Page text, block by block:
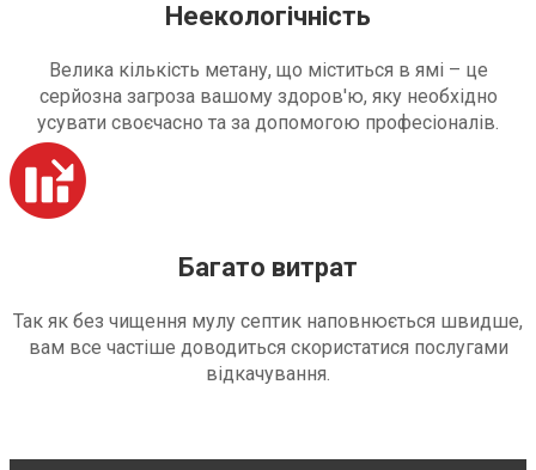
Неекологічність
Велика кількість метану, що міститься в ямі – це
серйозна загроза вашому здоров'ю, яку необхідно
усувати своєчасно та за допомогою професіоналів.
Багато витрат
Так як без чищення мулу септик наповнюється швидше,
вам все частіше доводиться скористатися послугами
відкачування.